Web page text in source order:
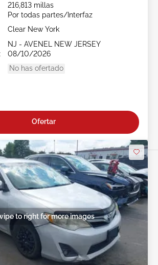
216,813 millas
Por todas partes/Interfaz
Clear New York
NJ - AVENEL NEW JERSEY
08/10/2026
No has ofertado
Ofertar
to right for more images